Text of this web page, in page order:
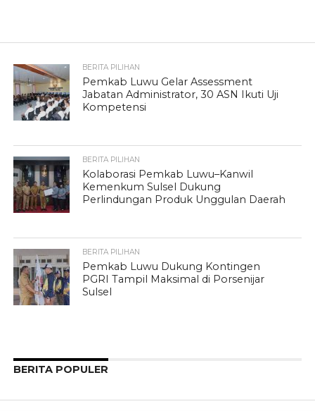
BERITA PILIHAN
Pemkab Luwu Gelar Assessment
Jabatan Administrator, 30 ASN Ikuti Uji
Kompetensi
BERITA PILIHAN
Kolaborasi Pemkab Luwu–Kanwil
Kemenkum Sulsel Dukung
Perlindungan Produk Unggulan Daerah
BERITA PILIHAN
Pemkab Luwu Dukung Kontingen
PGRI Tampil Maksimal di Porsenijar
Sulsel
BERITA POPULER